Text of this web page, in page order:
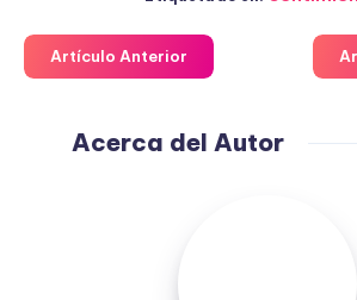
Artículo Anterior
Acerca del Autor